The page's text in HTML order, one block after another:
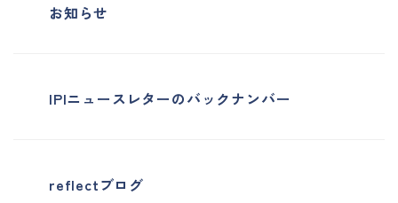
お知らせ
IPIニュースレターのバックナンバー
reflectブログ